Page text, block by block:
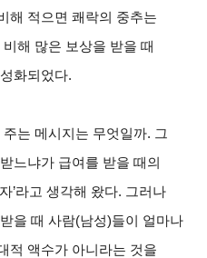
해 적으면 쾌락의 중추는
해 많은 보상을 받을 때
화되었다.
는 메시지는 무엇일까. 그
느냐가 급여를 받을 때의
’라고 생각해 왔다. 그러나
을 때 사람(남성)들이 얼마나
적 액수가 아니라는 것을